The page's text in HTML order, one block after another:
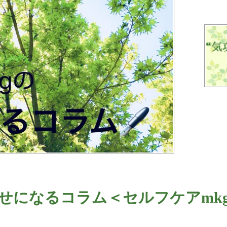
になるコラム＜セルフケア